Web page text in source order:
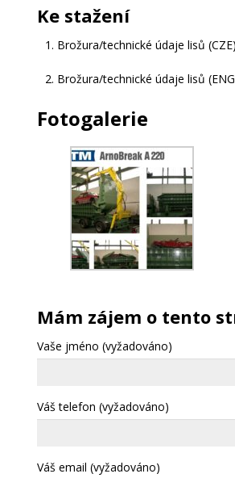
Ke stažení
Brožura/technické údaje lisů
Brožura/technické údaje lisů
Fotogalerie
Mám zájem o tento
Vaše jméno (vyžadováno)
Váš telefon (vyžadováno)
Váš email (vyžadováno)